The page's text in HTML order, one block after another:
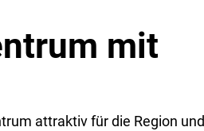
mit
attraktiv für die Region und